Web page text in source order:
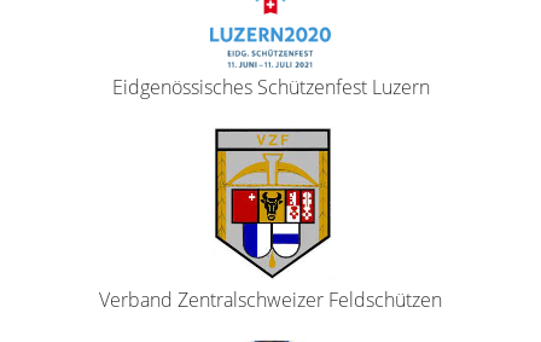
Eidgenössisches Schützenfest Luzern
Verband Zentralschweizer Feldschützen